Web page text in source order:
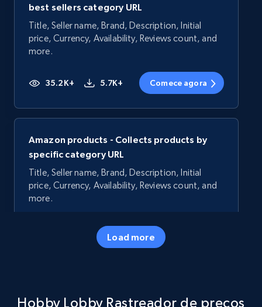
best sellers category URL
Title, Seller name, Brand, Description, Initial
price, Currency, Availability, Reviews count, and
more.
35.2K+ 5.7K+ Comece agora
Amazon products - Collects products by
specific category URL
Title, Seller name, Brand, Description, Initial
price, Currency, Availability, Reviews count, and
more.
5.7K+ Comece agora
specific keywords
Load more
Hobby Lobby Rastreador de preços